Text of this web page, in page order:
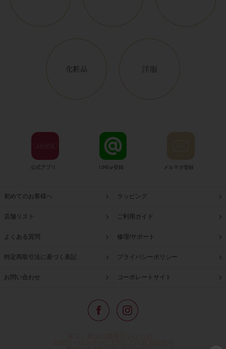
公式アプリ LINE@登録 メルマガ登録
初めてのお客様へ ラッピング
店舗リスト ご利用ガイド
よくある質問 修理/サポート
特定商取引法に基づく表記 プライバシーポリシー
お問い合わせ コーポレートサイト